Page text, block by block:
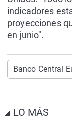
indicadores
proyecciones
en junio".
Banco Central
LO MÁS